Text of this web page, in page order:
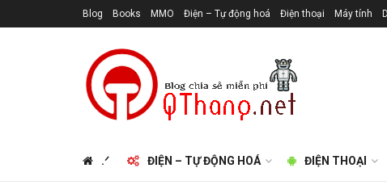
Blog Books MMO Điện – Tự động hoá Điện thoại Máy tính
.ᐟ ĐIỆN – TỰ ĐỘNG HOÁ ĐIỆN THOẠI